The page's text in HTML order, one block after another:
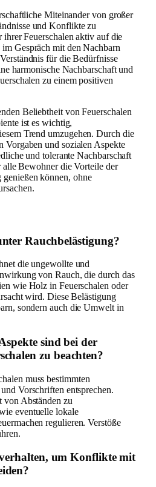
Miteinander von großer
und Konflikte zu
Feuerschalen aktiv auf die
Gespräch mit den Nachbarn
für die Bedürfnisse
harmonische Nachbarschaft und
zu einem positiven
Beliebtheit von Feuerschalen
ist es wichtig,
Trend umzugehen. Durch die
Vorgaben und sozialen Aspekte
und tolerante Nachbarschaft
alle Bewohner die Vorteile der
können, ohne
Rauchbelästigung?
die ungewollte und
von Rauch, die durch das
wie Holz in Feuerschalen oder
wird. Diese Belästigung
sondern auch die Umwelt in
sind bei der
zu beachten?
muss bestimmten
Vorschriften entsprechen.
von Abständen zu
eventuelle lokale
regulieren. Verstöße
um Konflikte mit